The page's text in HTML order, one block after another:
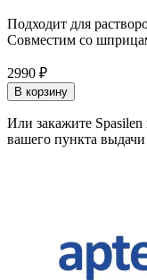
Подходит для
Совместим со
2990 ₽
В корзину
Или закажите
вашего пункта выдачи